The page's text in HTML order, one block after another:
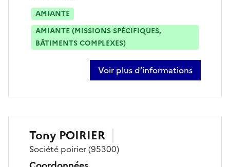
AMIANTE
AMIANTE (MISSIONS SPÉCIFIQUES,
BÂTIMENTS COMPLEXES)
Voir plus d’informations
sur cyril maillard
Tony POIRIER
Société poirier(95300)